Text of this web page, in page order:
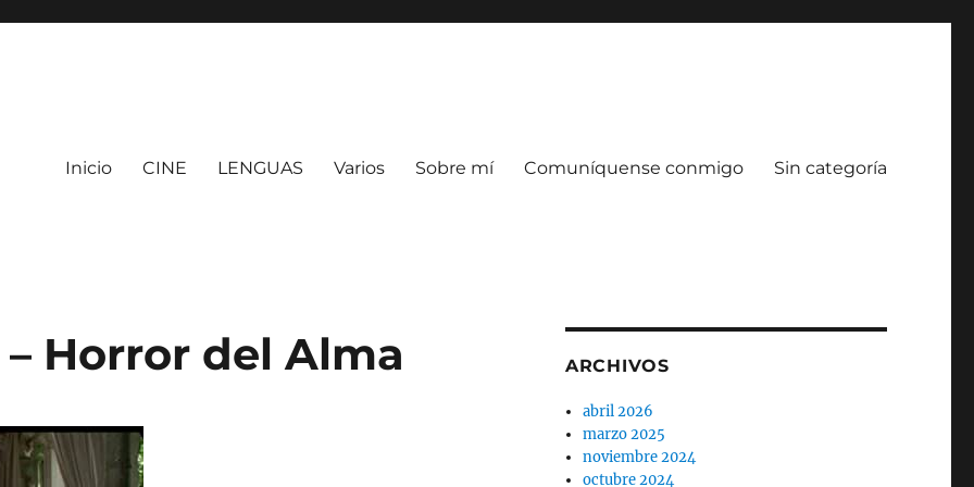
Inicio CINE LENGUAS Varios Sobre mí Comuníquense conmigo Sin categoría
Horror del Alma ARCHIVOS
abril 2026
marzo 2025
noviembre 2024
octubre 2024